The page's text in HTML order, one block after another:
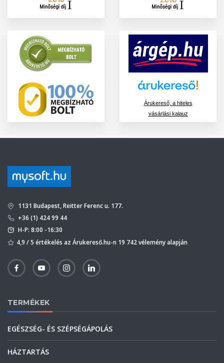
Árukereső, a hiteles
vásárlási kalauz
1131 Budapest, Reitter Ferenc u. 177.
+36 (1) 424 99 44
H-P: 8:00 -16:30
4,9 / 5 értékelés az Árukereső.hu-n 19 742 vélemény alapján
TERMÉKEK
EGÉSZSÉG- ÉS SZÉPSÉGÁPOLÁS
HÁZTARTÁS